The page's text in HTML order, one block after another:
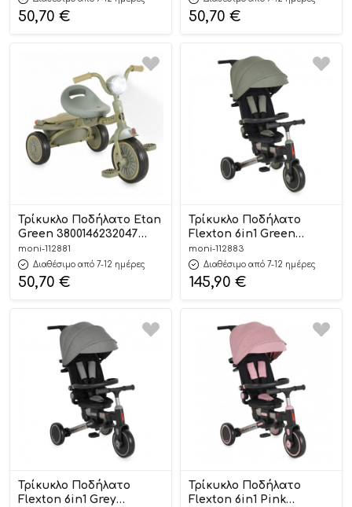
50,70 € 50,70 €
Τρίκυκλο Ποδήλατο Etan
Green 3800146232047
12m+ – Byox
moni-112881
Διαθέσιμο από 7-12 ημέρες
50,70 €
Τρίκυκλο Ποδήλατο
Flexton 6in1 Green
3800146232030 6m+ –
Byox
moni-112883
Διαθέσιμο από 7-12 ημέρες
145,90 €
Τρίκυκλο Ποδήλατο
Flexton 6in1 Grey
Τρίκυκλο Ποδήλατο
Flexton 6in1 Pink